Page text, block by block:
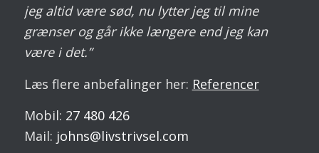
jeg altid være sød, nu lytter jeg til mine
grænser og går ikke længere end jeg kan
være i det.”
Læs flere anbefalinger her: Referencer
Mobil: 27 480 426
Mail: johns@livstrivsel.com